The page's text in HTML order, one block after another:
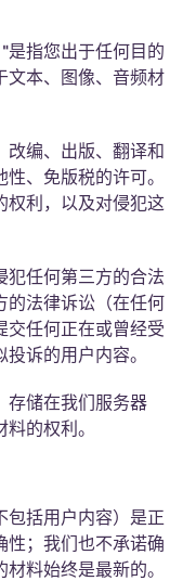
是指您出于任何目的
文本、图像、音频材
改编、出版、翻译和
、免版税的许可。
权利，以及对侵犯这
犯任何第三方的合法
的法律诉讼（在任何
交任何正在或曾经受
诉的用户内容。
存储在我们服务器
的权利。
包括用户内容）是正
性；我们也不承诺确
料始终是最新的。